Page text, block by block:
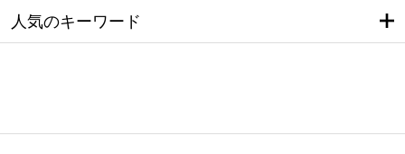
人気のキーワード